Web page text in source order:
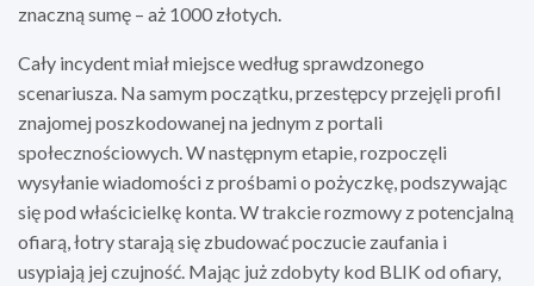
znaczną sumę – aż 1000 złotych.
Cały incydent miał miejsce według sprawdzonego
scenariusza. Na samym początku, przestępcy przejęli profil
znajomej poszkodowanej na jednym z portali
społecznościowych. W następnym etapie, rozpoczęli
wysyłanie wiadomości z prośbami o pożyczkę, podszywając
się pod właścicielkę konta. W trakcie rozmowy z potencjalną
ofiarą, łotry starają się zbudować poczucie zaufania i
usypiają jej czujność. Mając już zdobyty kod BLIK od ofiary,